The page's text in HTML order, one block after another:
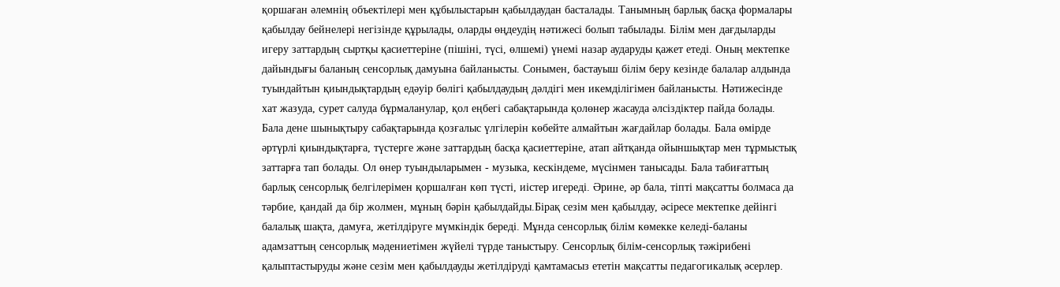
қоршаған әлемнің объектілері мен құбылыстарын қабылдаудан басталады. Танымның барлық басқа формалары
қабылдау бейнелері негізінде құрылады, оларды өңдеудің нәтижесі болып табылады. Білім мен дағдыларды
игеру заттардың сыртқы қасиеттеріне (пішіні, түсі, өлшемі) үнемі назар аударуды қажет етеді. Оның мектепке
дайындығы баланың сенсорлық дамуына байланысты. Сонымен, бастауыш білім беру кезінде балалар алдында
туындайтын қиындықтардың едәуір бөлігі қабылдаудың дәлдігі мен икемділігімен байланысты. Нәтижесінде
хат жазуда, сурет салуда бұрмаланулар, қол еңбегі сабақтарында қолөнер жасауда әлсіздіктер пайда болады.
Бала дене шынықтыру сабақтарында қозғалыс үлгілерін көбейте алмайтын жағдайлар болады. Бала өмірде
әртүрлі қиындықтарға, түстерге және заттардың басқа қасиеттеріне, атап айтқанда ойыншықтар мен тұрмыстық
заттарға тап болады. Ол өнер туындыларымен - музыка, кескіндеме, мүсінмен танысады. Бала табиғаттың
барлық сенсорлық белгілерімен қоршалған көп түсті, иістер игереді. Әрине, әр бала, тіпті мақсатты болмаса да
тәрбие, қандай да бір жолмен, мұның бәрін қабылдайды.Бірақ сезім мен қабылдау, әсіресе мектепке дейінгі
балалық шақта, дамуға, жетілдіруге мүмкіндік береді. Мұнда сенсорлық білім көмекке келеді-баланы
адамзаттың сенсорлық мәдениетімен жүйелі түрде таныстыру. Сенсорлық білім-сенсорлық тәжірибені
қалыптастыруды және сезім мен қабылдауды жетілдіруді қамтамасыз ететін мақсатты педагогикалық әсерлер.